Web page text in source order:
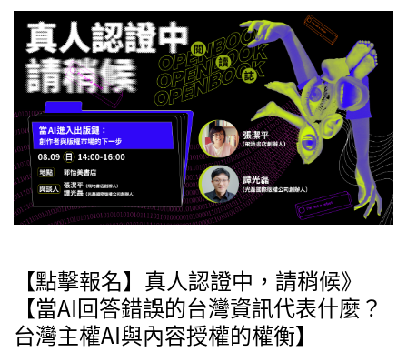
【點擊報名】真人認證中，請稍候》
【當AI回答錯誤的台灣資訊代表什麼？
台灣主權AI與內容授權的權衡】